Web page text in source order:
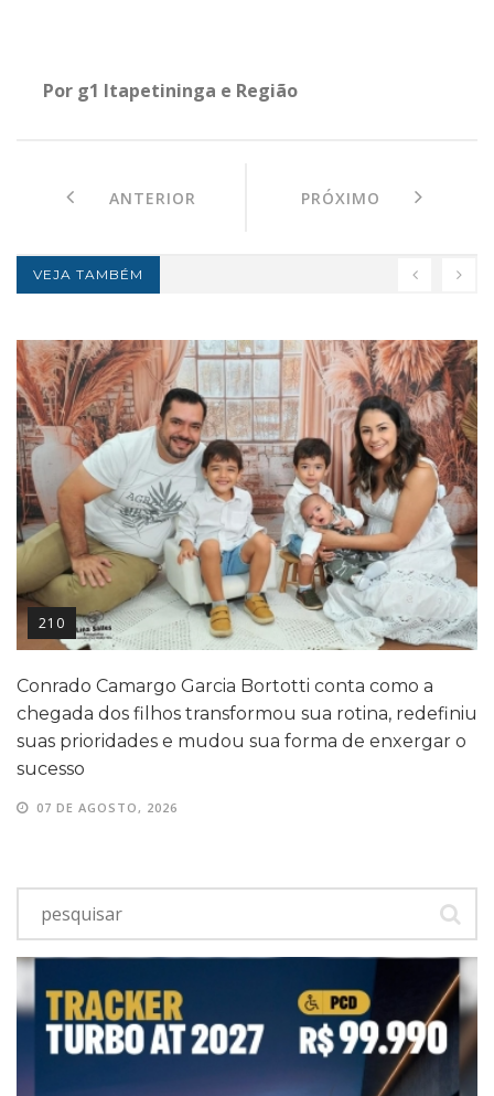
Por g1 Itapetininga e Região
ANTERIOR PRÓXIMO
VEJA TAMBÉM
210
Conrado Camargo Garcia Bortotti conta como a
chegada dos filhos transformou sua rotina, redefiniu
suas prioridades e mudou sua forma de enxergar o
sucesso
07 DE AGOSTO, 2026